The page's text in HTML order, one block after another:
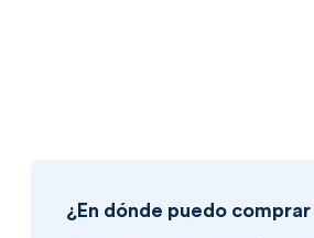
¿En dónde puedo comprar